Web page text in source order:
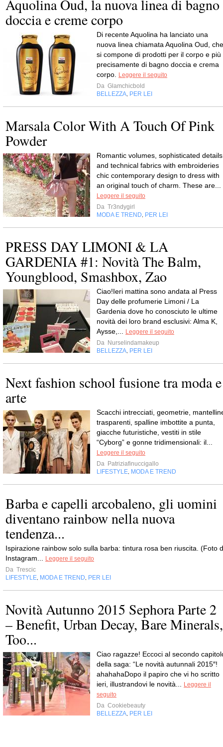
Aquolina Oud, la nuova linea di bagno
doccia e creme corpo
Di recente Aquolina ha lanciato una
nuova linea chiamata Aquolina Oud, che
si compone di prodotti per il corpo e più
precisamente di bagno doccia e crema
corpo.
Leggere il seguito
Da Glamchicbold
BELLEZZA PER LEI
Marsala Color With A Touch Of Pink
Powder
Romantic volumes, sophisticated details
and technical fabrics with embroideries
chic contemporary design to dress with
an original touch of charm. These are...
Leggere il seguito
Da Tr3ndygirl
MODA E TREND
PER LEI
PRESS DAY LIMONI & LA
GARDENIA #1: Novità The Balm,
Youngblood, Smashbox, Zao
Ciao!Ieri mattina sono andata al Press
Day delle profumerie Limoni / La
Gardenia dove ho conosciuto le ultime
novità dei loro brand esclusivi: Alma K,
Aysse,...
Leggere il seguito
Da Nurselindamakeup
BELLEZZA PER LEI
Next fashion school fusione tra moda e
arte
Scacchi intrecciati, geometrie,
trasparenti, spalline imbottite a punta,
giacche futuristiche, vestiti in stile
“Cyborg” e gonne tridimensionali: il...
Leggere il seguito
Da Patriziafinuccigallo
LIFESTYLE MODA E TREND
Barba e capelli arcobaleno, gli uomini
diventano rainbow nella nuova
tendenza...
Ispirazione rainbow solo sulla barba: tintura rosa ben riuscita. (Foto
Instagram...
Leggere il seguito
Da Trescic
LIFESTYLE MODA E TREND PER LEI
Novità Autunno 2015 Sephora Parte 2
– Benefit, Urban Decay, Bare Minerals,
Too...
Ciao ragazze! Eccoci al secondo
della saga: “Le novità autunnali 2015″!
ahahahaDopo il papiro che vi ho scritto
ieri, illustrandovi le novità...
Leggere il
seguito
Da Cookiebeauty
BELLEZZA PER LEI